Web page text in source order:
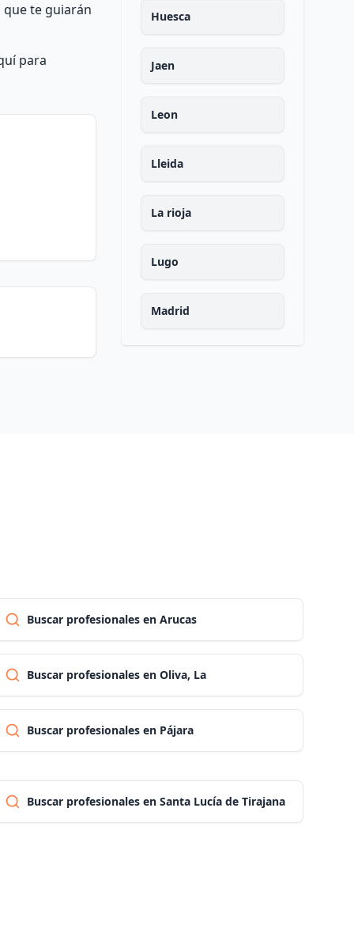
te guiarán
para
Huesca
Jaen
Leon
Lleida
La rioja
Lugo
Madrid
Las palmas
Salamanca
Santa cruz de tenerife
Buscar profesionales en Arucas
Buscar profesionales en Oliva, La
Buscar profesionales en Pájara
Buscar profesionales en Santa Lucía de Tirajana